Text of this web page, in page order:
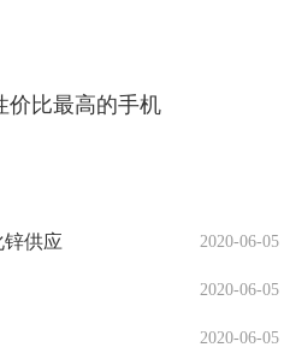
价比最高的手机
2020-06-05
供应
2020-06-05
2020-06-05